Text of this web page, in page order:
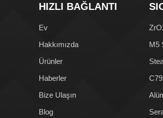
HIZLI BAĞLANTI
Ev
Hakkımızda
Ürünler
Haberler
Bize Ulaşın
Blog
M5